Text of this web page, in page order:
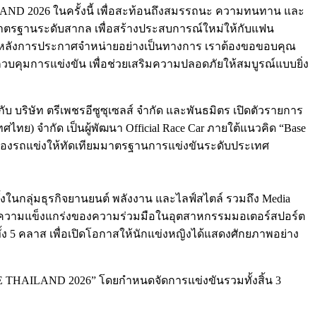
2026 ในครั้งนี้ เพื่อสะท้อนถึงสมรรถนะ ความทนทาน และ
รฐานระดับสากล เพื่อสร้างประสบการณ์ใหม่ให้กับแฟน
งการประกาศจำหน่ายอย่างเป็นทางการ เราต้องขอขอบคุณ
วบคุมการแข่งขัน เพื่อช่วยเสริมความปลอดภัยให้สมบูรณ์แบบยิ่ง
บริษัท ตรีเพชรอีซูซุเซลส์ จำกัด และพันธมิตร เปิดตัวรายการ
ไทย) จำกัด เป็นผู้พัฒนา Official Race Car ภายใต้แนวคิด “Base
รถแข่งให้ทัดเทียมมาตรฐานการแข่งขันระดับประเทศ
นกลุ่มธุรกิจยานยนต์ พลังงาน และไลฟ์สไตล์ รวมถึง Media
ความแข็งแกร่งของความร่วมมือในอุตสาหกรรมมอเตอร์สปอร์ต
5 คลาส เพื่อเปิดโอกาสให้นักแข่งหญิงได้แสดงศักยภาพอย่าง
THAILAND 2026” โดยกำหนดจัดการแข่งขันรวมทั้งสิ้น 3